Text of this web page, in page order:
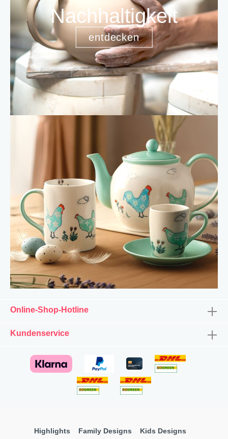
Nachhaltigkeit
entdecken
Online-Shop-Hotline
Kundenservice
Highlights Family Designs Kids Designs